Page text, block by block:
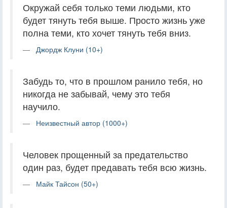
Окружай себя только теми людьми, кто
будет тянуть тебя выше. Просто жизнь уже
полна теми, кто хочет тянуть тебя вниз.
Джордж Клуни (10+)
Забудь то, что в прошлом ранило тебя, но
никогда не забывай, чему это тебя
научило.
Неизвестный автор (1000+)
Человек прощенный за предательство
один раз, будет предавать тебя всю жизнь.
Майк Тайсон (50+)